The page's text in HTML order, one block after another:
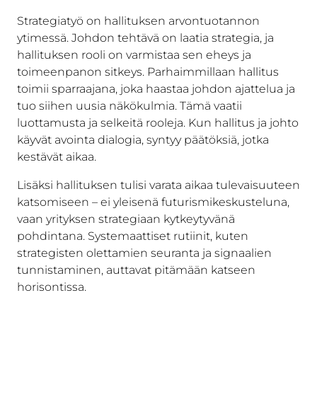
Strategiatyö on hallituksen arvontuotannon
ytimessä. Johdon tehtävä on laatia strategia, ja
hallituksen rooli on varmistaa sen eheys ja
toimeenpanon sitkeys. Parhaimmillaan hallitus
toimii sparraajana, joka haastaa johdon ajattelua ja
tuo siihen uusia näkökulmia. Tämä vaatii
luottamusta ja selkeitä rooleja. Kun hallitus ja johto
käyvät avointa dialogia, syntyy päätöksiä, jotka
kestävät aikaa.
Lisäksi hallituksen tulisi varata aikaa tulevaisuuteen
katsomiseen – ei yleisenä futurismikeskusteluna,
vaan yrityksen strategiaan kytkeytyvänä
pohdintana. Systemaattiset rutiinit, kuten
strategisten olettamien seuranta ja signaalien
tunnistaminen, auttavat pitämään katseen
horisontissa.